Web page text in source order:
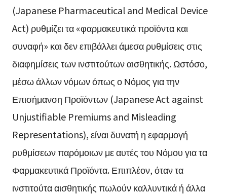
(Japanese Pharmaceutical and Medical Device
Act) ρυθμίζει τα «φαρμακευτικά προϊόντα και
συναφή» και δεν επιβάλλει άμεσα ρυθμίσεις στις
διαφημίσεις των ινστιτούτων αισθητικής. Ωστόσο,
μέσω άλλων νόμων όπως ο Νόμος για την
Επισήμανση Προϊόντων (Japanese Act against
Unjustifiable Premiums and Misleading
Representations), είναι δυνατή η εφαρμογή
ρυθμίσεων παρόμοιων με αυτές του Νόμου για τα
Φαρμακευτικά Προϊόντα. Επιπλέον, όταν τα
ινστιτούτα αισθητικής πωλούν καλλυντικά ή άλλα